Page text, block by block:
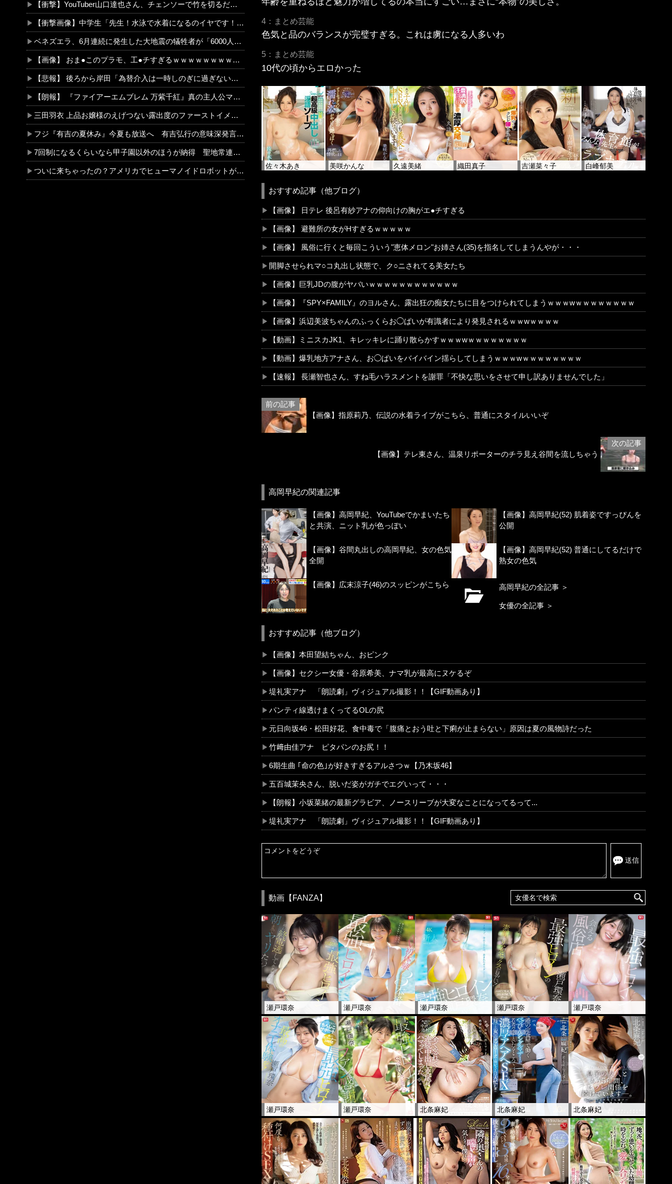
4：まとめ芸能
色気と品のバランスが完璧すぎる。これは虜になる人多いわ
5：まとめ芸能
10代の頃からエロかった
佐々木あき 美咲かんな 久遠美緒 織田真子 吉瀬菜々子 白峰郁美
おすすめ記事（他ブログ）
【画像】 日テレ 後呂有紗アナの仰向けの胸がエ●チすぎる
【画像】 避難所の女がHすぎるｗｗｗｗｗ
【画像】 風俗に行くと毎回こういう"恵体メロン"お姉さん(35)を指名してしまうんやが・・・
開脚させられマ○コ丸出し状態で、ク○ニされてる美女たち
【画像】巨乳JDの腹がヤバいｗｗｗｗｗｗｗｗｗｗｗｗ
【画像】『SPY×FAMILY』のヨルさん、露出狂の痴女たちに目をつけられてしまうｗｗｗwｗｗｗｗｗｗｗｗ
【画像】浜辺美波ちゃんのふっくらお◯ぱいが有識者により発見されるｗｗwｗｗｗｗ
【動画】ミニスカJK1、キレッキレに踊り散らかすｗｗｗwｗｗｗｗｗｗｗｗ
【動画】爆乳地方アナさん、お◯ぱいをバイバイン揺らしてしまうｗｗｗwｗｗｗｗｗｗｗｗ
【速報】 長瀬智也さん、すね毛ハラスメントを謝罪「不快な思いをさせて申し訳ありませんでした」
【画像】指原莉乃、伝説の水着ライブがこちら、普通にスタイルいいぞ
【画像】テレ東さん、温泉リポーターのチラ見え谷間を流しちゃう
高岡早紀の関連記事
【画像】高岡早紀、YouTubeでかまいたち
と共演、ニット乳が色っぽい
【画像】高岡早紀(52) 肌着姿ですっぴんを
公開
【画像】谷間丸出しの高岡早紀、女の色気
全開
【画像】高岡早紀(52) 普通にしてるだけで
熟女の色気
【画像】広末涼子(46)のスッピンがこちら 高岡早紀の全記事 ＞
女優の全記事 ＞
おすすめ記事（他ブログ）
【画像】本田望結ちゃん、おピンク
【画像】セクシー女優・谷原希美、ナマ乳が最高にヌケるぞ
堤礼実アナ 「朗読劇」ヴィジュアル撮影！！【GIF動画あり】
パンティ線透けまくってるOLの尻
元日向坂46・松田好花、食中毒で「腹痛とおう吐と下痢が止まらない」原因は夏の風物詩だった
竹﨑由佳アナ ピタパンのお尻！！
6期生曲 ｢命の色｣が好きすぎるアルさつｗ【乃木坂46】
五百城茉央さん、脱いだ姿がガチでエグいって・・・
【朗報】小坂菜緒の最新グラビア、ノースリーブが大変なことになってるって...
堤礼実アナ 「朗読劇」ヴィジュアル撮影！！【GIF動画あり】
送信
動画【FANZA】
瀬戸環奈 瀬戸環奈 瀬戸環奈 瀬戸環奈 瀬戸環奈
瀬戸環奈 瀬戸環奈 北条麻妃 北条麻妃 北条麻妃
【衝撃】YouTuber山口達也さん、チェンソーで竹を切るだけで600万再生を突破してしまう←正直、こう言うのでいいんだよなw w w w w w w w
【衝撃画像】中学生「先生！水泳で水着になるのイヤです！」先生「分かった」→結果まさかの『こう』なってしまうw w w w w w w
ベネズエラ、6月連続に発生した大地震の犠牲者が「6000人超」に
【画像】 おま●このプラモ、工●チすぎるｗｗｗｗｗｗｗｗｗｗ
【悲報】 後ろから岸田「為替介入は一時しのぎに過ぎない（キリッ」
【朗報】 『ファイアーエムブレム 万紫千紅』真の主人公マイユニはキャラメイクが可能
三田羽衣 上品お嬢様のえげつない露出度のファーストイメージ！
フジ『有吉の夏休み』今夏も放送へ 有吉弘行の意味深発言でフワちゃん復帰説が急浮上
7回制になるくらいなら甲子園以外のほうが納得 聖地常連校の監督が大反対する理由
ついに来ちゃったの？アメリカでヒューマノイドロボットが家事代行サービスを開始